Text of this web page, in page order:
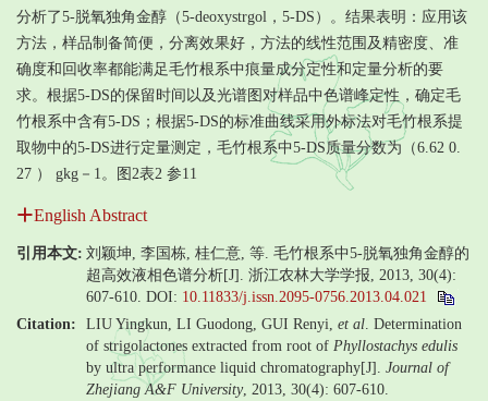
分析了5-脱氧独角金醇（5-deoxystrgol，5-DS）。结果表明：应用该
方法，样品制备简便，分离效果好，方法的线性范围及精密度、准
确度和回收率都能满足毛竹根系中痕量成分定性和定量分析的要
求。根据5-DS的保留时间以及光谱图对样品中色谱峰定性，确定毛
竹根系中含有5-DS；根据5-DS的标准曲线采用外标法对毛竹根系提
取物中的5-DS进行定量测定，毛竹根系中5-DS质量分数为（6.62 0.
27 ） gkg－1。图2表2 参11
English Abstract
引用本文: 刘颖坤, 李国栋, 桂仁意, 等. 毛竹根系中5-脱氧独角金醇的
超高效液相色谱分析[J]. 浙江农林大学学报, 2013, 30(4):
607-610. DOI: 10.11833/j.issn.2095-0756.2013.04.021
Citation:
LIU Yingkun, LI Guodong, GUI Renyi, et al . Determination
of strigolactones extracted from root of Phyllostachys edulis
by ultra performance liquid chromatography[J]. Journal of
Zhejiang A&F University, 2013, 30(4): 607-610.